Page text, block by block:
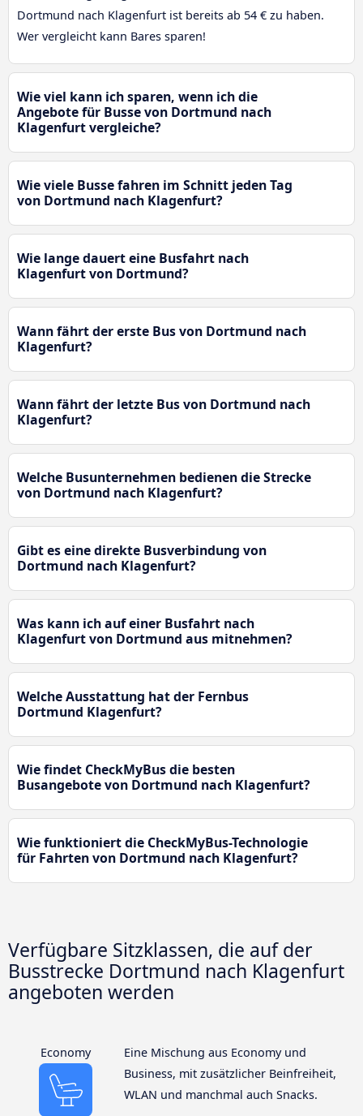
Dortmund nach Klagenfurt ist bereits ab 54 € zu haben.
Wer vergleicht kann Bares sparen!
Wie viel kann ich sparen, wenn ich die
Angebote für Busse von Dortmund nach
Klagenfurt vergleiche?
Wie viele Busse fahren im Schnitt jeden Tag
von Dortmund nach Klagenfurt?
Wie lange dauert eine Busfahrt nach
Klagenfurt von Dortmund?
Wann fährt der erste Bus von Dortmund nach
Klagenfurt?
Wann fährt der letzte Bus von Dortmund nach
Klagenfurt?
Welche Busunternehmen bedienen die Strecke
von Dortmund nach Klagenfurt?
Gibt es eine direkte Busverbindung von
Dortmund nach Klagenfurt?
Was kann ich auf einer Busfahrt nach
Klagenfurt von Dortmund aus mitnehmen?
Welche Ausstattung hat der Fernbus
Dortmund Klagenfurt?
Wie findet CheckMyBus die besten
Busangebote von Dortmund nach Klagenfurt?
Wie funktioniert die CheckMyBus-Technologie
für Fahrten von Dortmund nach Klagenfurt?
Verfügbare Sitzklassen, die auf der
Busstrecke Dortmund nach Klagenfurt
angeboten werden
Economy
Eine Mischung aus Economy und
Business, mit zusätzlicher Beinfreiheit,
WLAN und manchmal auch Snacks.